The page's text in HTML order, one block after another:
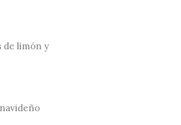
de limón y